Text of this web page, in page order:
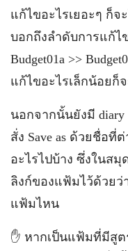
แก้ไขอะไรเยอะๆ ก็จ
บอกถึงลำดับการแก้ไ
Budget01a >>
แก้ไขอะไรเล็กน้อยก็
นอกจากนั้นยังมี
สั่ง Save as ด้วยชื่อที่
อะไรไปบ้าง ซึ่งในสมุ
ลิงก์ของแฟ้มไว้ด้วยว่
แฟ้มไหน
✋ หากเป็นแฟ้มที่มีสู